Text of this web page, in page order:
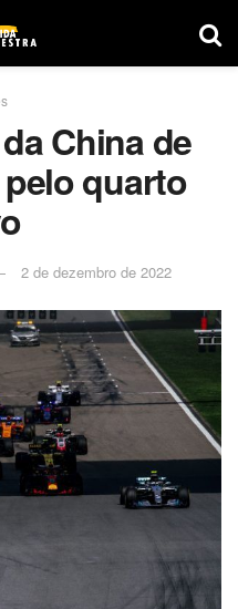
China de
quarto
2 de dezembro de 2022